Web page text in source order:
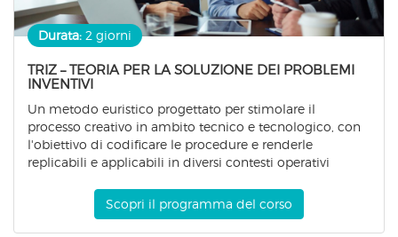
Durata: 2 giorni
TRIZ – TEORIA PER LA SOLUZIONE DEI PROBLEMI
INVENTIVI
Un metodo euristico progettato per stimolare il
processo creativo in ambito tecnico e tecnologico, con
l'obiettivo di codificare le procedure e renderle
replicabili e applicabili in diversi contesti operativi
Scopri il programma del corso